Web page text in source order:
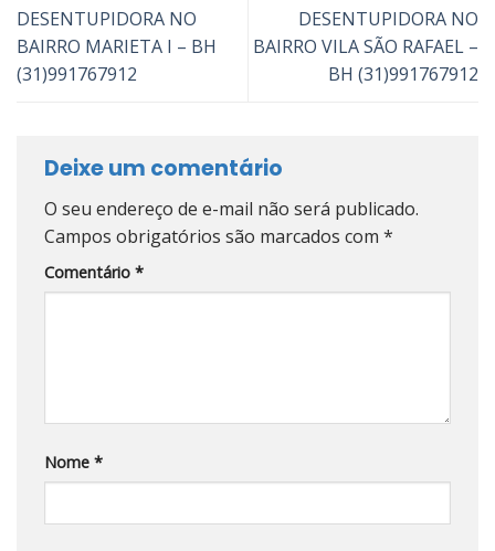
DESENTUPIDORA NO
BAIRRO MARIETA I – BH
(31)991767912
DESENTUPIDORA NO
BAIRRO VILA SÃO RAFAEL –
BH (31)991767912
Deixe um comentário
O seu endereço de e-mail não será publicado.
Campos obrigatórios são marcados com *
Comentário *
Nome *